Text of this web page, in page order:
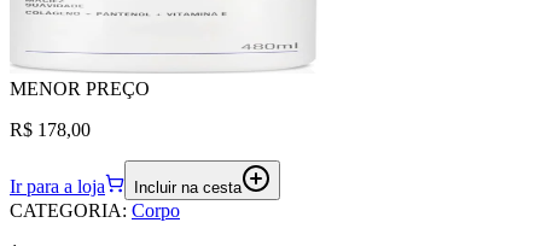
MENOR PREÇO
R$ 178,00
Ir para a loja Incluir na cesta
CATEGORIA: Corpo